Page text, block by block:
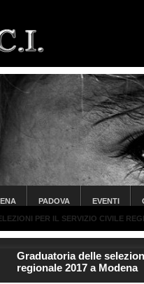
PADOVA EVENTI
PER IL SERVIZIO CIVILE
Graduatoria delle
regionale 2017 a Modena